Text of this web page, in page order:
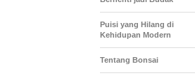
Puisi yang Hilang di
Kehidupan Modern
Tentang Bonsai